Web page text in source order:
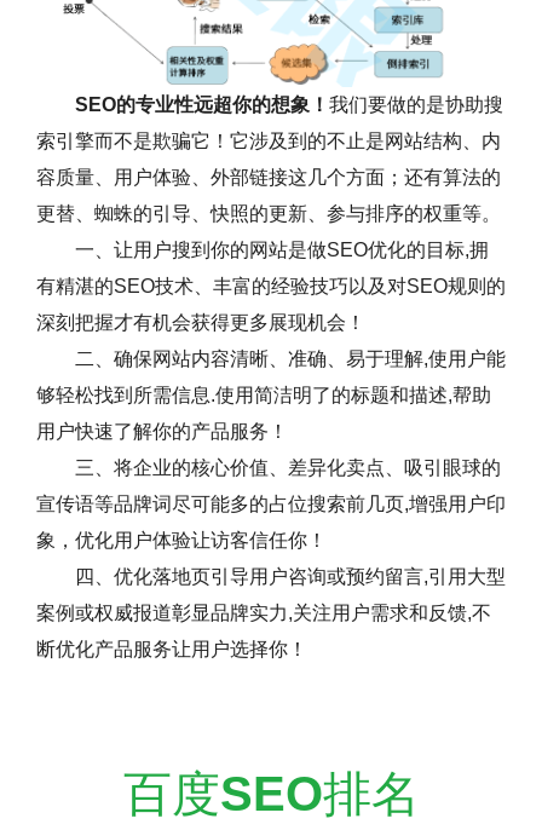
SEO的专业性远超你的想象！ 我们要做的是协助搜
索引擎而不是欺骗它！它涉及到的不止是网站结构、内
容质量、用户体验、外部链接这几个方面；还有算法的
更替、蜘蛛的引导、快照的更新、参与排序的权重等。
一、让用户搜到你的网站是做SEO优化的目标,拥
有精湛的SEO技术、丰富的经验技巧以及对SEO规则的
深刻把握才有机会获得更多展现机会！
二、确保网站内容清晰、准确、易于理解,使用户能
够轻松找到所需信息.使用简洁明了的标题和描述,帮助
用户快速了解你的产品服务！
三、将企业的核心价值、差异化卖点、吸引眼球的
宣传语等品牌词尽可能多的占位搜索前几页,增强用户印
象，优化用户体验让访客信任你！
四、优化落地页引导用户咨询或预约留言,引用大型
案例或权威报道彰显品牌实力,关注用户需求和反馈,不
断优化产品服务让用户选择你！
百度SEO排名